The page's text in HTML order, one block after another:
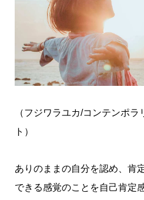
（フジワラユカ/コンテンポ
ト）
ありのままの自分を認め、肯
できる感覚のことを自己肯定